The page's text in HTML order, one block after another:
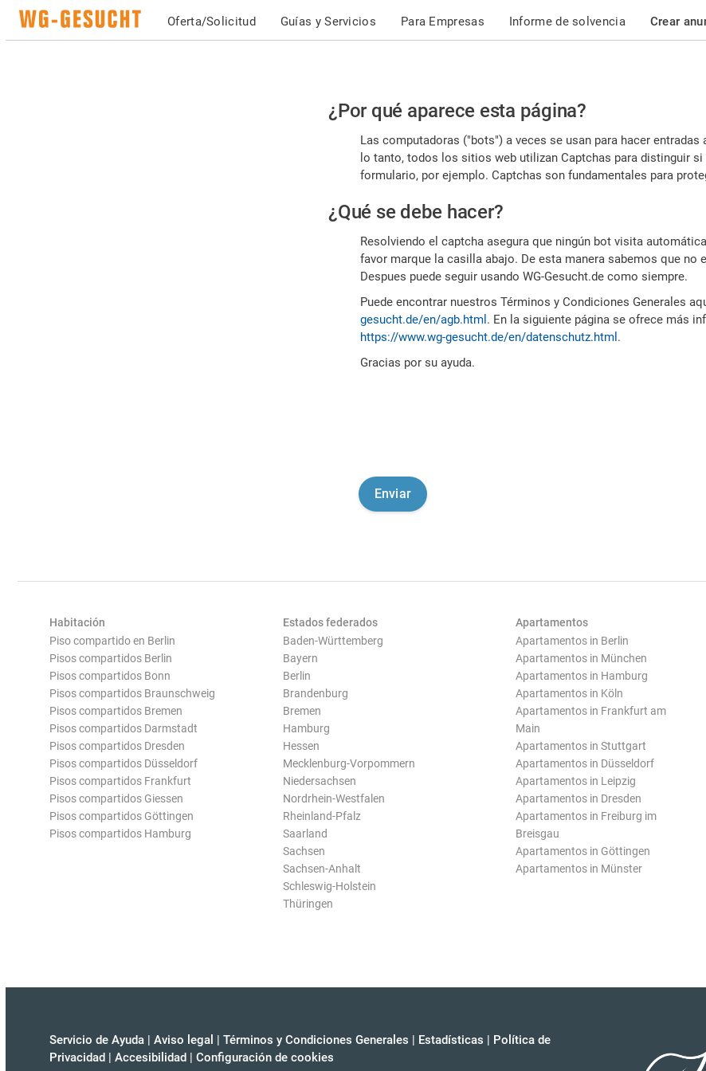
Oferta/Solicitud Guías y Servicios Para Empresas Informe de solvencia Crear
Por
favor,
confirme
es
humano
¿Por qué aparece esta página?
Las computadoras ("bots") a veces se usan para hacer
lo tanto, todos los sitios web utilizan Captchas para distinguir
formulario, por ejemplo. Captchas son fundamentales para
¿Qué se debe hacer?
Resolviendo el captcha asegura que ningún bot visita
favor marque la casilla abajo. De esta manera sabemos que no
Despues puede seguir usando WG-Gesucht.de como siempre.
Puede encontrar nuestros Términos y Condiciones Generales
gesucht.de/en/agb.html . En la siguiente página se ofrece más
https://www.wg-gesucht.de/en/datenschutz.html .
Gracias por su ayuda.
Habitación
Piso compartido en Berlin
Pisos compartidos Berlin
Pisos compartidos Bonn
Pisos compartidos Braunschweig
Pisos compartidos Bremen
Pisos compartidos Darmstadt
Pisos compartidos Dresden
Pisos compartidos Düsseldorf
Pisos compartidos Frankfurt
Pisos compartidos Giessen
Pisos compartidos Göttingen
Pisos compartidos Hamburg
Estados federados
Baden-Württemberg
Bayern
Berlin
Brandenburg
Bremen
Hamburg
Hessen
Mecklenburg-Vorpommern
Niedersachsen
Nordrhein-Westfalen
Rheinland-Pfalz
Saarland
Sachsen
Sachsen-Anhalt
Schleswig-Holstein
Thüringen
Apartamentos
Apartamentos in Berlin
Apartamentos in München
Apartamentos in Hamburg
Apartamentos in Köln
Apartamentos in Frankfurt am
Main
Apartamentos in Stuttgart
Apartamentos in Düsseldorf
Apartamentos in Leipzig
Apartamentos in Dresden
Apartamentos in Freiburg im
Breisgau
Apartamentos in Göttingen
Apartamentos in Münster
Servicio de Ayuda | Aviso legal | Términos y Condiciones Generales | Estadísticas | Política de
Privacidad | Accesibilidad | Configuración de cookies